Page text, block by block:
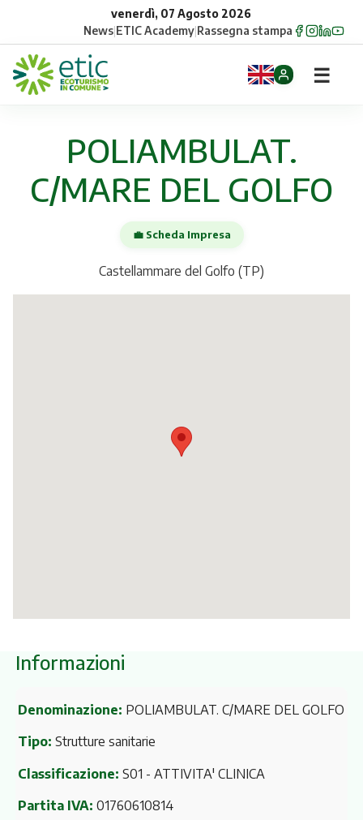
venerdì, 07 Agosto 2026
News|ETIC Academy|Rassegna stampa
Opportunità
Comuni
☰
POLIAMBULAT.
C/MARE DEL GOLFO
💼 Scheda Impresa
Castellammare del Golfo (TP)
Informazioni
Denominazione: POLIAMBULAT. C/MARE DEL GOLFO
Tipo: Strutture sanitarie
Classificazione: S01 - ATTIVITA' CLINICA
Partita IVA: 01760610814